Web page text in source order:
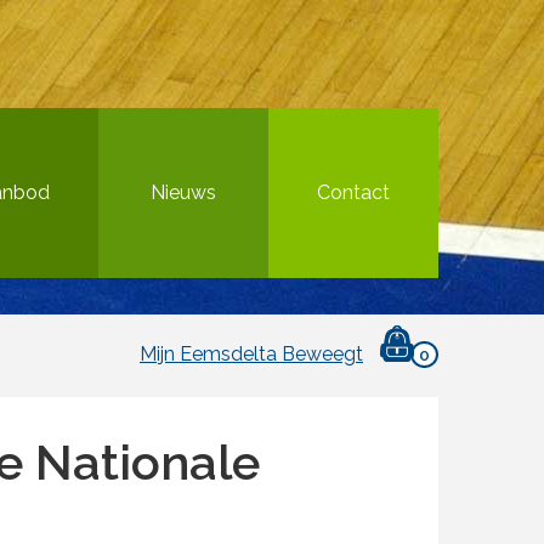
Nieuws Contact
Mijn Eemsdelta Beweegt 0
Nationale